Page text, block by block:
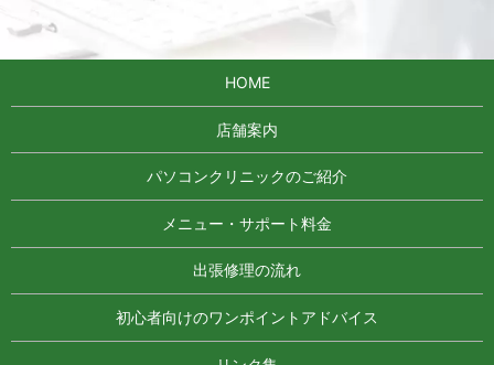
HOME
店舗案内
パソコンクリニックのご紹介
メニュー・サポート料金
出張修理の流れ
初心者向けのワンポイントアドバイス